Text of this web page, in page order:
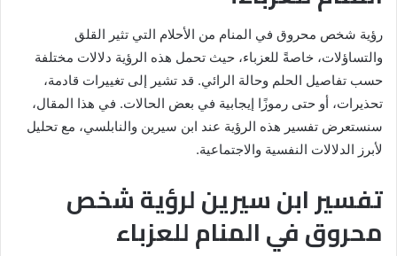
رؤية شخص محروق في المنام من الأحلام التي تثير القلق
والتساؤلات، خاصةً للعزباء، حيث تحمل هذه الرؤية دلالات مختلفة
حسب تفاصيل الحلم وحالة الرائي. قد تشير إلى تغييرات قادمة،
تحذيرات، أو حتى رموزًا إيجابية في بعض الحالات. في هذا المقال،
سنستعرض تفسير هذه الرؤية عند ابن سيرين والنابلسي، مع تحليل
لأبرز الدلالات النفسية والاجتماعية.
تفسير ابن سيرين لرؤية شخص
محروق في المنام للعزباء